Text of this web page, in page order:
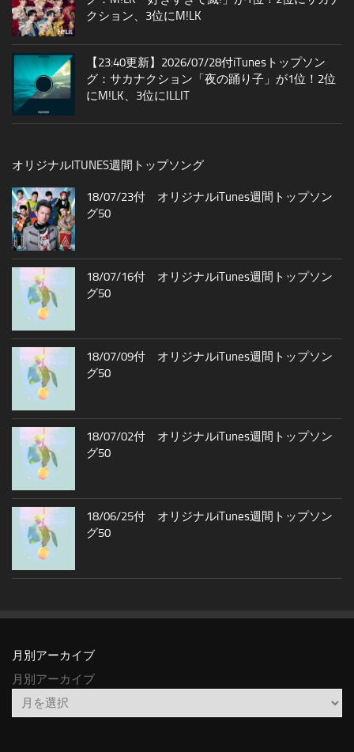
クション、3位にM!LK
【23:40更新】2026/07/28付iTunesトップソン
グ：サカナクション「夜の踊り子」が1位！2位
にM!LK、3位にILLIT
オリジナルITUNES週間トップソング
18/07/23付 オリジナルiTunes週間トップソン
グ50
18/07/16付 オリジナルiTunes週間トップソン
グ50
18/07/09付 オリジナルiTunes週間トップソン
グ50
18/07/02付 オリジナルiTunes週間トップソン
グ50
18/06/25付 オリジナルiTunes週間トップソン
グ50
月別アーカイブ
月別アーカイブ